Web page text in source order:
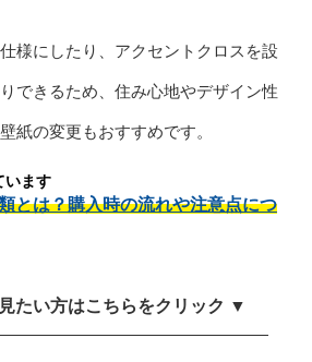
様にしたり、アクセントクロスを設
できるため、住み心地やデザイン性
紙の変更もおすすめです。
います
とは？購入時の流れや注意点につ
たい方はこちらをクリック ▼